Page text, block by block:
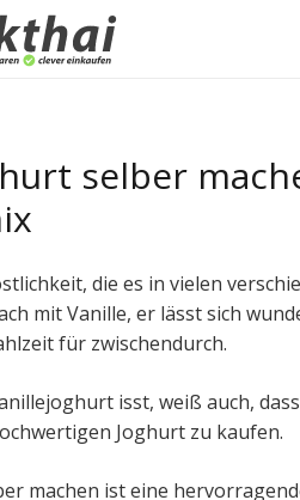
selber
die es in vielen
mit Vanille, er lässt sich
für zwischendurch.
isst, weiß auch,
Joghurt zu kaufen.
machen ist eine